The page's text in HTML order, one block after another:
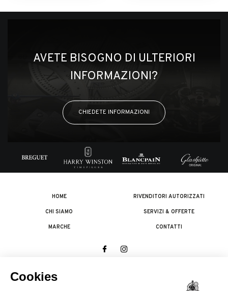
AVETE BISOGNO DI ULTERIORI
INFORMAZIONI?
CHIEDETE INFORMAZIONI
HOME
CHI SIAMO
MARCHE
RIVENDITORI AUTORIZZATI
SERVIZI & OFFERTE
CONTATTI